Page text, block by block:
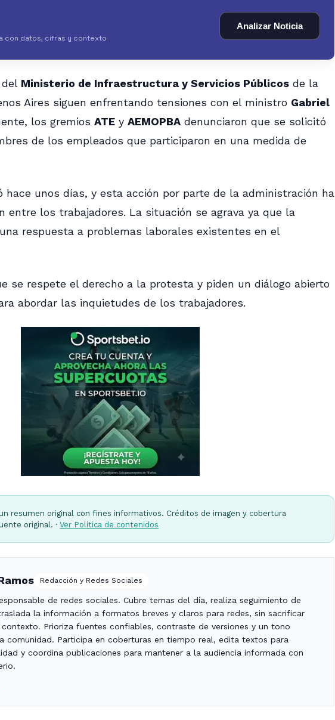
con datos, cifras y contexto
Analizar Noticia
Ministerio de Infraestructura y Servicios Públicosde la
Aires siguen enfrentando tensiones con el ministro Gabriel
los gremios ATE y AEMOPBA denunciaron que se solicitó
de los empleados que participaron en una medida de
hace unos días, y esta acción por parte de la administración ha
entre los trabajadores. La situación se agrava ya que la
respuesta a problemas laborales existentes en el
se respete el derecho a la protesta y piden un diálogo abierto
abordar las inquietudes de los trabajadores.
resumen original con fines informativos. Créditos de imagen y cobertura
original. · Ver Política de contenidos
Redacción y Redes Sociales
de redes sociales. Cubre temas del día, realiza seguimiento de
la información a formatos breves y claros para redes, sin sacrificar
Prioriza fuentes confiables, contraste de versiones y un tono
comunidad. Participa en coberturas en tiempo real, edita textos para
y coordina publicaciones para mantener a la audiencia informada con